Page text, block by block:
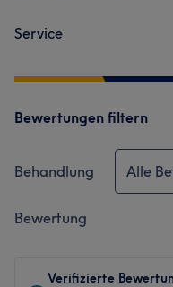
Service
Bewertungen filtern
Behandlung Alle
Bewertung
Verifizierte